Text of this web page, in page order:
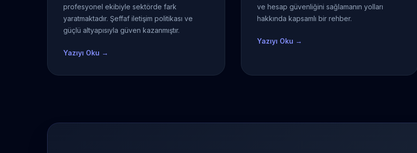
profesyonel ekibiyle sektörde fark
yaratmaktadır. Şeffaf iletişim politikası ve
güçlü altyapısıyla güven kazanmıştır.
Yazıyı Oku →
ve hesap güvenliğini sağlamanın yolları
hakkında kapsamlı bir rehber.
Yazıyı Oku →